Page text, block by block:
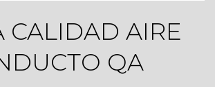
CALIDAD AIRE
QA